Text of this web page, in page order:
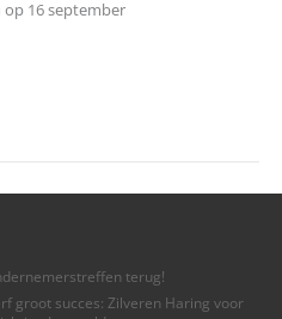
16 september
terug!
groot succes: Zilveren Haring voor